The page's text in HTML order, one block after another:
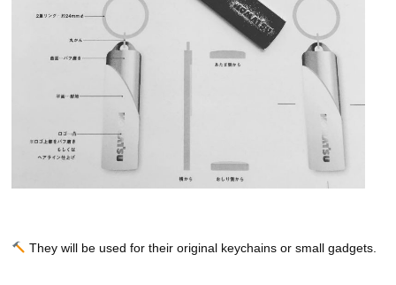
They will be used for their original keychains or small gadgets.